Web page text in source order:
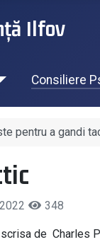
Ilfov
Consiliere
pentru a gandi
348
de Charles